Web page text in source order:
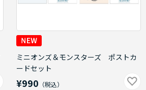
ミニオンズ＆モンスターズ ポストカ
ードセット
¥990